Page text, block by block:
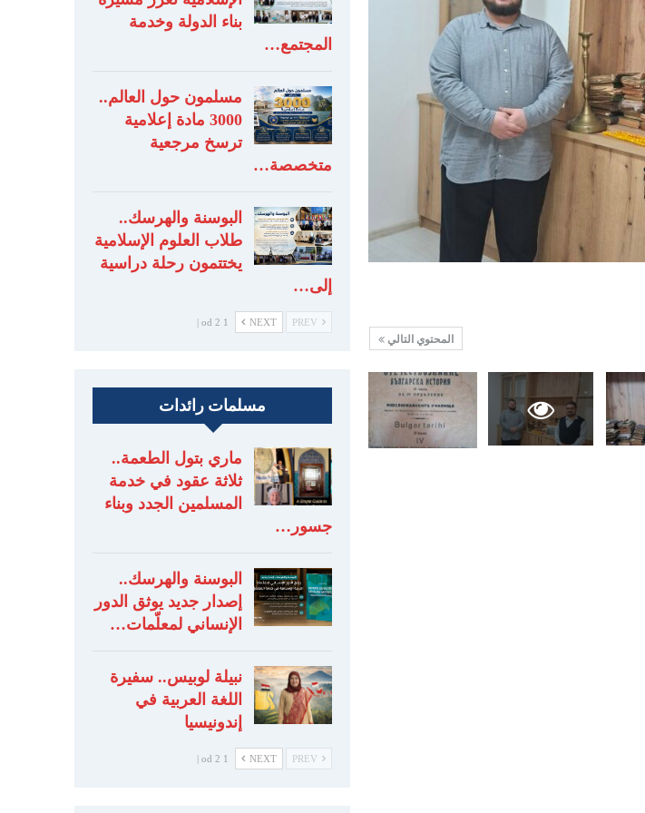
المحتوي التالي
بناء الدولة وخدمة
المجتمع…
مسلمون حول العالم..
3000 مادة إعلامية
ترسخ مرجعية
متخصصة…
البوسنة والهرسك..
طلاب العلوم الإسلامية
يختتمون رحلة دراسية
إلى…
NEXT
1 od 2 |
مسلمات رائدات
ماري بتول الطعمة..
ثلاثة عقود في خدمة
المسلمين الجدد وبناء
جسور…
البوسنة والهرسك..
إصدار جديد يوثق الدور
الإنساني لمعلّمات…
نبيلة لوبيس.. سفيرة
اللغة العربية في
إندونيسيا
NEXT
1 od 2 |